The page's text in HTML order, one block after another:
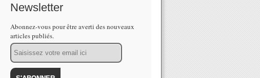
Newsletter
Abonnez-vous pour être averti des nouveaux
articles publiés.
Email